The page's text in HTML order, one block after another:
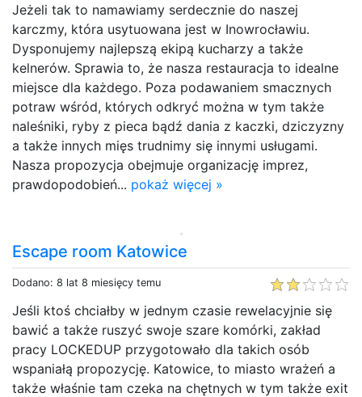
Jeżeli tak to namawiamy serdecznie do naszej
karczmy, która usytuowana jest w Inowrocławiu.
Dysponujemy najlepszą ekipą kucharzy a także
kelnerów. Sprawia to, że nasza restauracja to idealne
miejsce dla każdego. Poza podawaniem smacznych
potraw wśród, których odkryć można w tym także
naleśniki, ryby z pieca bądź dania z kaczki, dziczyzny
a także innych mięs trudnimy się innymi usługami.
Nasza propozycja obejmuje organizację imprez,
prawdopodobień... pokaż więcej »
Escape room Katowice
Dodano: 8 lat 8 miesięcy temu
Jeśli ktoś chciałby w jednym czasie rewelacyjnie się
bawić a także ruszyć swoje szare komórki, zakład
pracy LOCKEDUP przygotowało dla takich osób
wspaniałą propozycję. Katowice, to miasto wrażeń a
także właśnie tam czeka na chętnych w tym także exit